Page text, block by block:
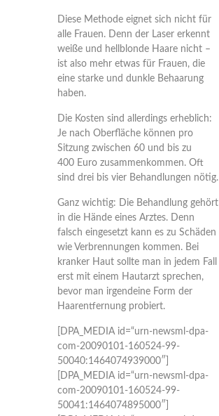
Diese Methode eignet sich nicht für
alle Frauen. Denn der Laser erkennt
weiße und hellblonde Haare nicht –
ist also mehr etwas für Frauen, die
eine starke und dunkle Behaarung
haben.
Die Kosten sind allerdings erheblich:
Je nach Oberfläche können pro
Sitzung zwischen 60 und bis zu
400 Euro zusammenkommen. Oft
sind drei bis vier Behandlungen nötig.
Ganz wichtig: Die Behandlung gehört
in die Hände eines Arztes. Denn
falsch eingesetzt kann es zu Schäden
wie Verbrennungen kommen. Bei
kranker Haut sollte man in jedem Fall
erst mit einem Hautarzt sprechen,
bevor man irgendeine Form der
Haarentfernung probiert.
[DPA_MEDIA id=“urn-newsml-dpa-
com-20090101-160524-99-
50040:1464074939000″]
[DPA_MEDIA id=“urn-newsml-dpa-
com-20090101-160524-99-
50041:1464074895000″]